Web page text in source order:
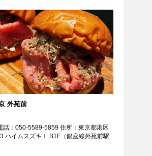
FOLLOW RATEHIGHER MAGAZINE
外苑前
話：050-5589-5859 住所：東京都港区
ハイムスズキⅠ B1F（銀座線外苑前駅
蔵門線青山一丁目から徒歩7分 / 外苑